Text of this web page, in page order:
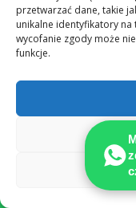
przetwarzać dane, takie
unikalne identyfikatory
wycofanie zgody może
funkcje.
Ile
